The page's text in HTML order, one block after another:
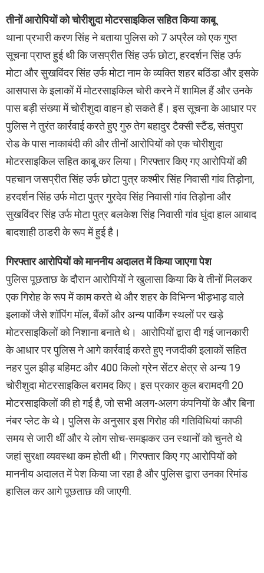
तीनों आरोपियों को चोरीशुदा मोटरसाइकिल सहित किया काबू
थाना प्रभारी करण सिंह ने बताया पुलिस को 7 अप्रैल को एक गुप्त
सूचना प्राप्त हुई थी कि जसप्रीत सिंह उर्फ छोटा, हरदर्शन सिंह उर्फ
मोटा और सुखविंदर सिंह उर्फ मोटा नाम के व्यक्ति शहर बठिंडा और इसके
आसपास के इलाकों में मोटरसाइकिल चोरी करने में शामिल हैं और उनके
पास बड़ी संख्या में चोरीशुदा वाहन हो सकते हैं। इस सूचना के आधार पर
पुलिस ने तुरंत कार्रवाई करते हुए गुरु तेग बहादुर टैक्सी स्टैंड, संतपुरा
रोड के पास नाकाबंदी की और तीनों आरोपियों को एक चोरीशुदा
मोटरसाइकिल सहित काबू कर लिया। गिरफ्तार किए गए आरोपियों की
पहचान जसप्रीत सिंह उर्फ छोटा पुत्र कश्मीर सिंह निवासी गांव तिड़ोना,
हरदर्शन सिंह उर्फ मोटा पुत्र गुरदेव सिंह निवासी गांव तिड़ोना और
सुखविंदर सिंह उर्फ मोटा पुत्र बलकेश सिंह निवासी गांव घुंदा हाल आबाद
बादशाही ठाडरी के रूप में हुई है।
गिरफ्तार आरोपियों को माननीय अदालत में किया जाएगा पेश
पुलिस पूछताछ के दौरान आरोपियों ने खुलासा किया कि वे तीनों मिलकर
एक गिरोह के रूप में काम करते थे और शहर के विभिन्न भीड़भाड़ वाले
इलाकों जैसे शॉपिंग मॉल, बैंकों और अन्य पार्किंग स्थलों पर खड़े
मोटरसाइकिलों को निशाना बनाते थे। आरोपियों द्वारा दी गई जानकारी
के आधार पर पुलिस ने आगे कार्रवाई करते हुए नजदीकी इलाकों सहित
नहर पुल झीड़ बहिमट और 400 किलो ग्रेन सेंटर क्षेत्र से अन्य 19
चोरीशुदा मोटरसाइकिल बरामद किए। इस प्रकार कुल बरामदगी 20
मोटरसाइकिलों की हो गई है, जो सभी अलग-अलग कंपनियों के और बिना
नंबर प्लेट के थे। पुलिस के अनुसार इस गिरोह की गतिविधियां काफी
समय से जारी थीं और ये लोग सोच-समझकर उन स्थानों को चुनते थे
जहां सुरक्षा व्यवस्था कम होती थी। गिरफ्तार किए गए आरोपियों को
माननीय अदालत में पेश किया जा रहा है और पुलिस द्वारा उनका रिमांड
हासिल कर आगे पूछताछ की जाएगी.